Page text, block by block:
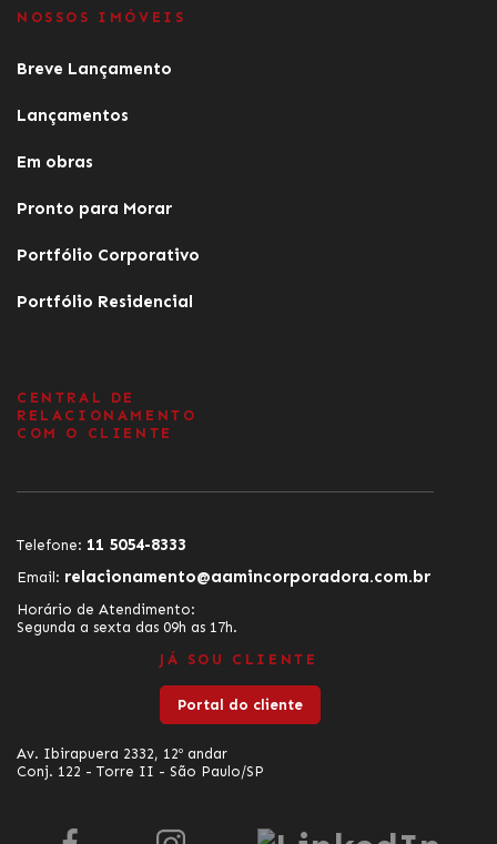
NOSSOS IMÓVEIS
Breve Lançamento
Lançamentos
Em obras
Pronto para Morar
Portfólio Corporativo
Portfólio Residencial
CENTRAL DE
RELACIONAMENTO
COM O CLIENTE
Telefone: 11 5054-8333
Email: relacionamento@aamincorporadora.com.br
Horário de Atendimento:
Segunda a sexta das 09h as 17h.
JÁ SOU CLIENTE
Portal do cliente
Av. Ibirapuera 2332, 12º andar
Conj. 122 - Torre II - São Paulo/SP